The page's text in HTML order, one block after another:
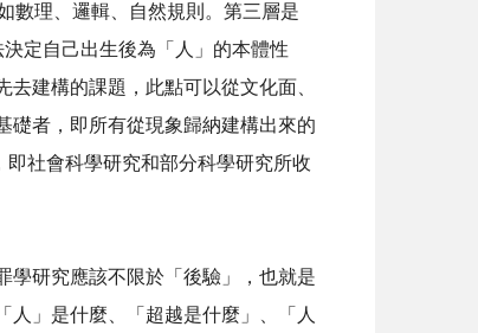
數理、邏輯、自然規則。第三層是
定自己出生後為「人」的本體性
建構的課題，此點可以從文化面、
礎者，即所有從現象歸納建構出來的
即社會科學研究和部分科學研究所收
研究應該不限於「後驗」，也就是
」是什麼、「超越是什麼」、「人